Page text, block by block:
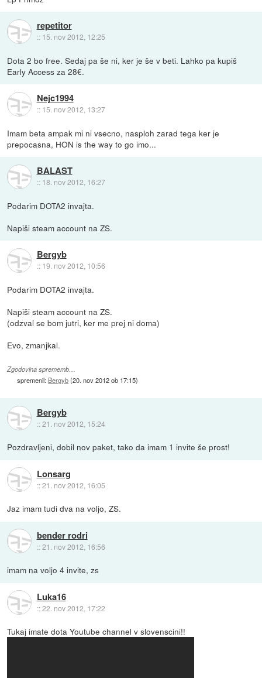
repetitor
:: 15. nov 2012, 12:25
Dota 2 bo free. Sedaj pa še ni, ker je še v beti. Lahko pa kupiš
Early Access za 28€.
Nejc1994
:: 15. nov 2012, 13:27
Imam beta ampak mi ni vsecno, nasploh zarad tega ker je
prepocasna, HON is the way to go imo...
BALAST
:: 18. nov 2012, 16:27
Podarim DOTA2 invajta.
Napiši steam account na ZS.
Bergyb
:: 19. nov 2012, 10:56
Podarim DOTA2 invajta.
Napiši steam account na ZS.
(odzval se bom jutri, ker me prej ni doma)
Evo, zmanjkal.
Zgodovina sprememb…
spremenil: Bergyb(20. nov 2012 ob 17:15)
Bergyb
::21. nov 2012, 15:24
Pozdravljeni, dobil nov paket, tako da imam 1 invite še prost!
Lonsarg
::21. nov 2012, 16:05
Jaz imam tudi dva na voljo, ZS.
bender rodri
::21. nov 2012, 16:56
imam na voljo 4 invite, zs
Luka16
::22. nov 2012, 17:22
Tukaj imate dota Youtube channel v slovenscini!!